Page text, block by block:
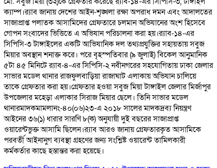
ক্যাম্প।র‌্যাব জানায় দেশের আইন-শৃঙ্খলা রক্ষা অপরাধ দমন এবং আদালতের
সাজাপ্রাপ্ত পলাতক আসামিদের গ্রেফতারে চলমান অভিযানের অংশ হিসেবে
গোপন সংবাদের ভিত্তিতে এ অভিযান পরিচালনা করা হয়।র‌্যাব-১৪-এর
সিপিসি-৩ টাঙ্গাইলের একটি আভিযানিক দল তথ্যপ্রযুক্তির সহায়তায় সবুজ
মিয়ার অবস্থান শনাক্ত করে। পরে বৃহস্পতিবার (৯ জুলাই) বিকেল আনুমানিক
৫টা ৪৫ মিনিটে র‌্যাব-৪-এর সিপিসি-২ নবীনগরের সহযোগিতায় ঢাকা জেলার
সাভার মডেল থানার রাজফুলবাড়িয়া রাজাঘাট এলাকায় অভিযান চালিয়ে
তাকে গ্রেফতার করা হয়।গ্রেফতার হওয়া সবুজ মিয়া টাঙ্গাইল জেলার মির্জাপুর
উপজেলার মহেড়া এলাকার সিরাজ মিয়ার ছেলে। তিনি সাভার মডেল
থানারমাদকমামলানং-৪০(০৬)২৩-এ ২০১৮ সালের মাদকদ্রব্য নিয়ন্ত্রণ
আইনের ৩৬(১) ধারার সারণি ৮(ক) অনুযায়ী দুই বছরের সাজাপ্রাপ্ত
ওয়ারেন্টভুক্ত আসামি ছিলেন।র‌্যাব আরও জানায় গ্রেফতারকৃত আসামিকে
পরবর্তী আইনানুগ ব্যবস্থা গ্রহণের জন্য সংশ্লিষ্ট ওয়ারেন্ট তামিলকারী
কর্মকর্তার কাছে হস্তান্তর করা হয়েছে।